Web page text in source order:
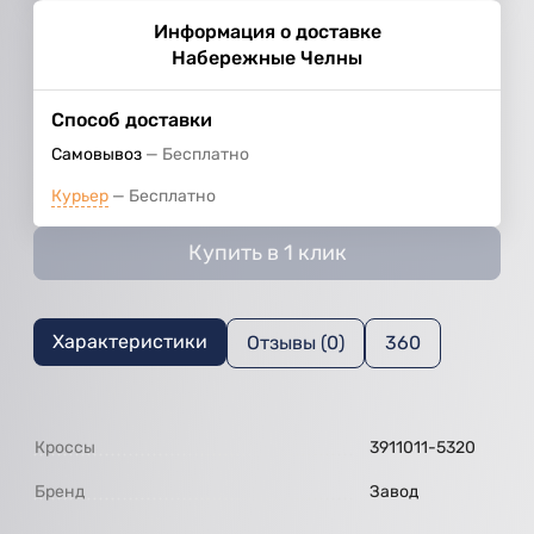
Информация о доставке
Набережные Челны
Способ доставки
Самовывоз Бесплатно
Курьер Бесплатно
Купить в 1 клик
Характеристики Отзывы (0) 360
Кроссы 3911011-5320
Бренд Завод